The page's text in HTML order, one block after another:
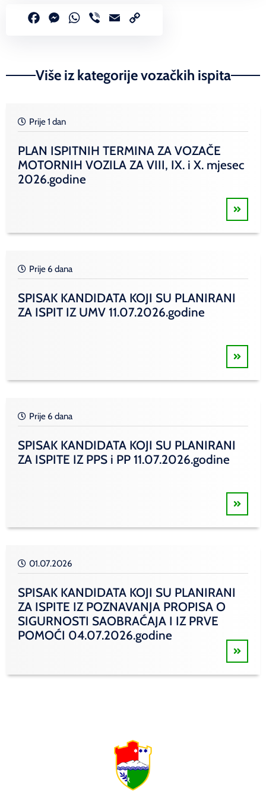
FacebookMessenger
WhatsApp
Viber Email
Više iz kategorije vozačkih ispita
Prije 1 dan
PLAN ISPITNIH TERMINA ZA VOZAČE
MOTORNIH VOZILA ZA VIII, IX. i X. mjesec
2026.godine
Prije 6 dana
SPISAK KANDIDATA KOJI SU PLANIRANI
ZA ISPIT IZ UMV 11.07.2026.godine
Prije 6 dana
SPISAK KANDIDATA KOJI SU PLANIRANI
ZA ISPITE IZ PPS i PP 11.07.2026.godine
01.07.2026
SPISAK KANDIDATA KOJI SU PLANIRANI
ZA ISPITE IZ POZNAVANJA PROPISA O
SIGURNOSTI SAOBRAĆAJA I IZ PRVE
POMOĆI 04.07.2026.godine